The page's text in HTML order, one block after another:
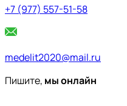
+7 (977) 557-51-58
medelit2020@mail.ru
Пишите, мы онлайн